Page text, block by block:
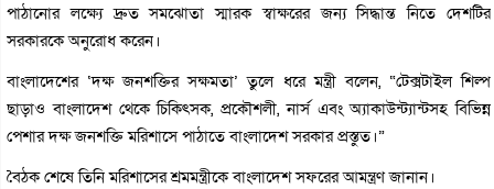
পাঠানোর লক্ষ্যে দ্রুত সমঝোতা স্মারক স্বাক্ষরের জন্য সিদ্ধান্ত নিতে দেশটির
সরকারকে অনুরোধ করেন।
বাংলাদেশের ‘দক্ষ জনশক্তির সক্ষমতা’ তুলে ধরে মন্ত্রী বলেন, “টেক্সটাইল শিল্প
ছাড়াও বাংলাদেশ থেকে চিকিৎসক, প্রকৌশলী, নার্স এবং অ্যাকাউন্ট্যান্টসহ বিভিন্ন
পেশার দক্ষ জনশক্তি মরিশাসে পাঠাতে বাংলাদেশ সরকার প্রস্তুত।”
বৈঠক শেষে তিনি মরিশাসের শ্রমমন্ত্রীকে বাংলাদেশ সফরের আমন্ত্রণ জানান।